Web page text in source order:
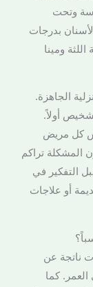
وتحت
بدرجات
ومينا
الجاهزة.
أولاً.
كل مريض
المشكلة تراكم
التفكير في
أو علاجات
ناتجة عن
العمر. كما